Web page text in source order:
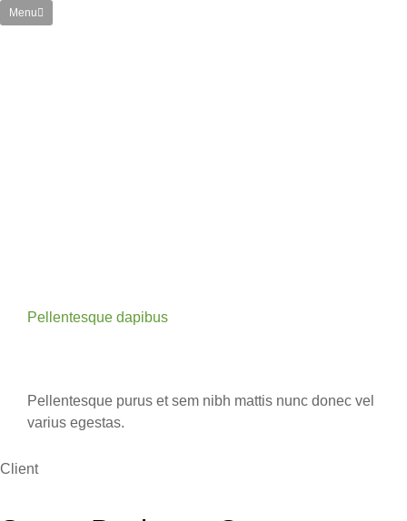
Menu
Pellentesque dapibus
Pellentesque purus et sem nibh mattis nunc donec vel
varius egestas.
Client